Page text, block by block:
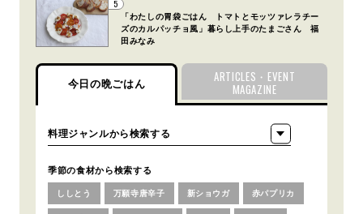
5
「わたしの胃袋ごはん トマトとモッツァレラチー
ズのカルパッチョ風」暮らし上手のたまごさん 福
田みなみ
今日の晩ごはん
ARTICLES・EVENT
MAGAZINE
季節の食材から検索する
ししとう 万願寺唐辛子 新ショウガ 赤パプリカ